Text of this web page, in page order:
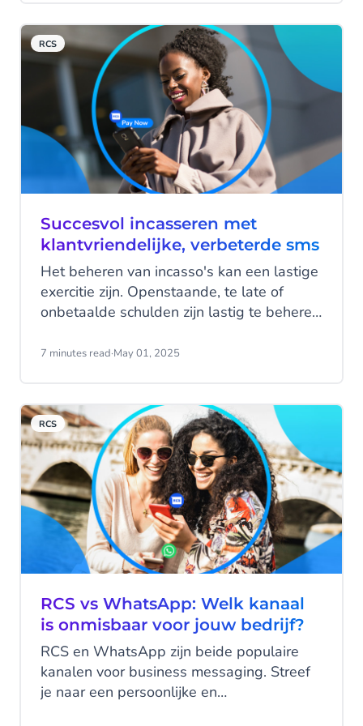
RCS
Succesvol incasseren met
klantvriendelijke, verbeterde sms
Het beheren van incasso's kan een lastige
exercitie zijn. Openstaande, te late of
onbetaalde schulden zijn lastig te beheren
(veiligheids)regels maken het werk
consumenten zien incassobureaus als
agressief of onbenaderbaar. Maar hoe kun
je incasso's efficiënter, transparanter en
consumentvriendelijker maken?
7 minutes read·May 01, 2025
RCS
RCS vs WhatsApp: Welk kanaal
is onmisbaar voor jouw bedrijf?
RCS en WhatsApp zijn beide populaire
kanalen voor business messaging. Streef
je naar een persoonlijke en